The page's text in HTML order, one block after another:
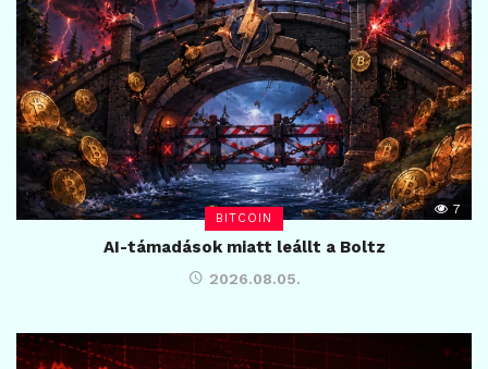
BITCOIN
7
AI-támadások miatt leállt a Boltz
2026.08.05.